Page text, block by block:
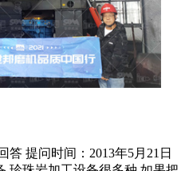
答 提问时间：2013年5月21日